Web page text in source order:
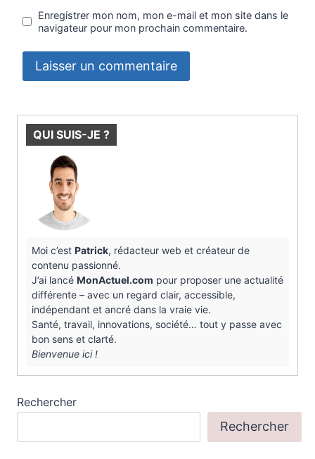
Enregistrer mon nom, mon e-mail et mon site dans le
navigateur pour mon prochain commentaire.
QUI SUIS-JE ?
Moi c’est Patrick, rédacteur web et créateur de
contenu passionné.
J’ai lancé MonActuel.com pour proposer une actualité
différente – avec un regard clair, accessible,
indépendant et ancré dans la vraie vie.
Santé, travail, innovations, société… tout y passe avec
bon sens et clarté.
Bienvenue ici !
Rechercher
Rechercher